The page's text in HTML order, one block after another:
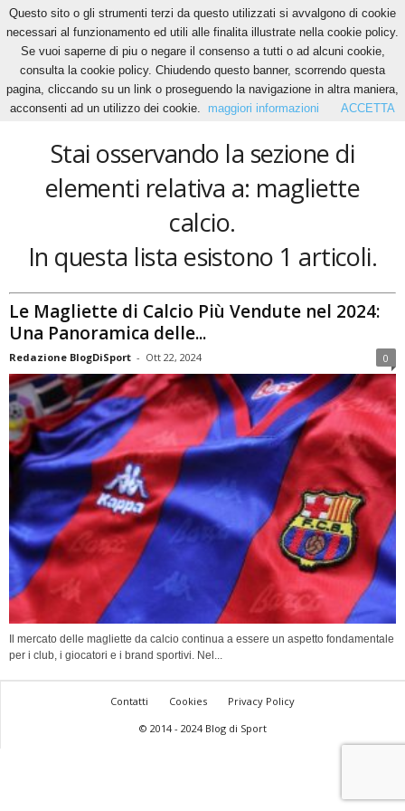
Home Tags Magliette calcio
magliette calcio
Stai osservando la sezione di
elementi relativa a: magliette
calcio.
In questa lista esistono 1 articoli.
Le Magliette di Calcio Più Vendute nel 2024:
Una Panoramica delle...
Redazione BlogDiSport - Ott 22, 2024 0
Il mercato delle magliette da calcio continua a essere un aspetto fondamentale
per i club, i giocatori e i brand sportivi. Nel...
Contatti Cookies
Privacy Policy
© 2014 - 2024 Blog di Sport
Questo sito o gli strumenti terzi da questo utilizzati si avvalgono di cookie
necessari al funzionamento ed utili alle finalita illustrate nella cookie policy.
Se vuoi saperne di piu o negare il consenso a tutti o ad alcuni cookie,
consulta la cookie policy. Chiudendo questo banner, scorrendo questa
pagina, cliccando su un link o proseguendo la navigazione in altra maniera,
acconsenti ad un utilizzo dei cookie.
maggiori informazioni ACCETTA